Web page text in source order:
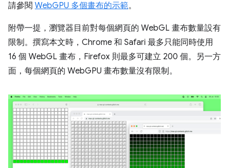
請參閱 WebGPU 多個畫布的示範。
附帶一提，瀏覽器目前對每個網頁的 WebGL 畫布數量設有
限制。撰寫本文時，Chrome 和 Safari 最多只能同時使用
16 個 WebGL 畫布，Firefox 則最多可建立 200 個。另一方
面，每個網頁的 WebGPU 畫布數量沒有限制。